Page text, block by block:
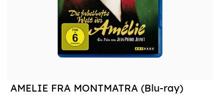
AMELIE FRA MONTMATRA (Blu-ray)